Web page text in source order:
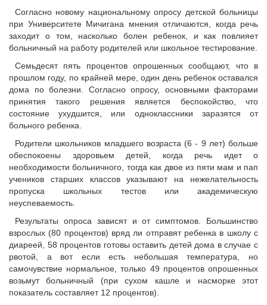
Согласно новому национальному опросу детской больницы
при Университете Мичигана мнения отличаются, когда речь
заходит о том, насколько болен ребенок, и как повлияет
больничный на работу родителей или школьное тестирование.
Семьдесят пять процентов опрошенных сообщают, что в
прошлом году, по крайней мере, один день ребенок оставался
дома по болезни. Согласно опросу, основными факторами
принятия такого решения является беспокойство, что
состояние ухудшится, или одноклассники заразятся от
больного ребенка.
Родители школьников младшего возраста (6 - 9 лет) больше
обеспокоены здоровьем детей, когда речь идет о
необходимости больничного, тогда как двое из пяти мам и пап
учеников старших классов указывают на нежелательность
пропуска школьных тестов или академическую
неуспеваемость.
Результаты опроса зависят и от симптомов. Большинство
взрослых (80 процентов) вряд ли отправят ребенка в школу с
диареей, 58 процентов готовы оставить детей дома в случае с
рвотой, а вот если есть небольшая температура, но
самочувствие нормальное, только 49 процентов опрошенных
возьмут больничный (при сухом кашле и насморке этот
показатель составляет 12 процентов).